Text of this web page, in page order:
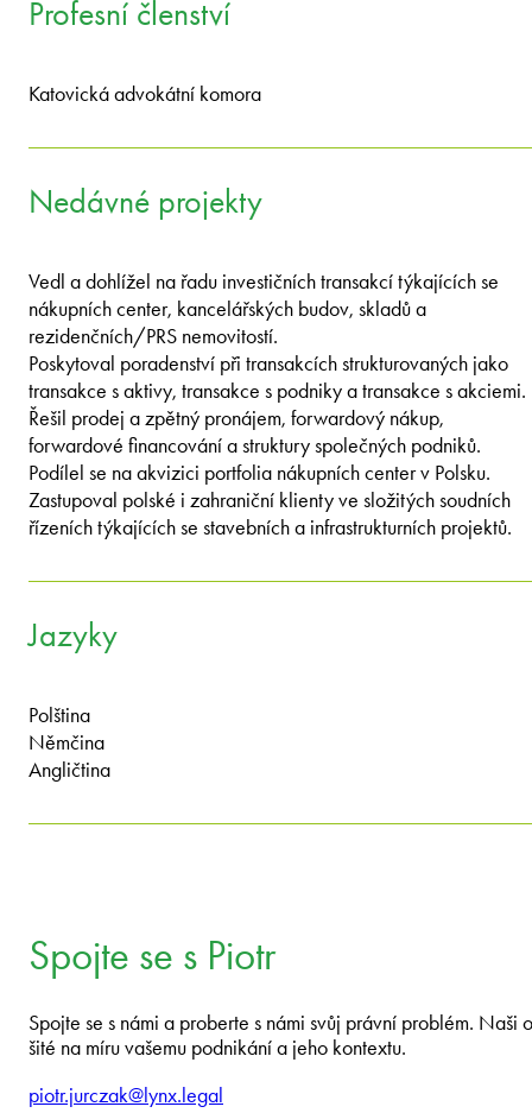
Profesní členství
Katovická advokátní komora
Nedávné projekty
Vedl a dohlížel na řadu investičních transakcí týkajících se
nákupních center, kancelářských budov, skladů a
rezidenčních/PRS nemovitostí.
Poskytoval poradenství při transakcích strukturovaných jako
transakce s aktivy, transakce s podniky a transakce s akciemi.
Řešil prodej a zpětný pronájem, forwardový nákup,
forwardové financování a struktury společných podniků.
Podílel se na akvizici portfolia nákupních center v Polsku.
Zastupoval polské i zahraniční klienty ve složitých soudních
řízeních týkajících se stavebních a infrastrukturních projektů.
Jazyky
Polština
Němčina
Angličtina
Spojte se s Piotr
Spojte se s námi a proberte s námi svůj právní problém.
šité na míru vašemu podnikání a jeho kontextu.
piotr.jurczak@lynx.legal